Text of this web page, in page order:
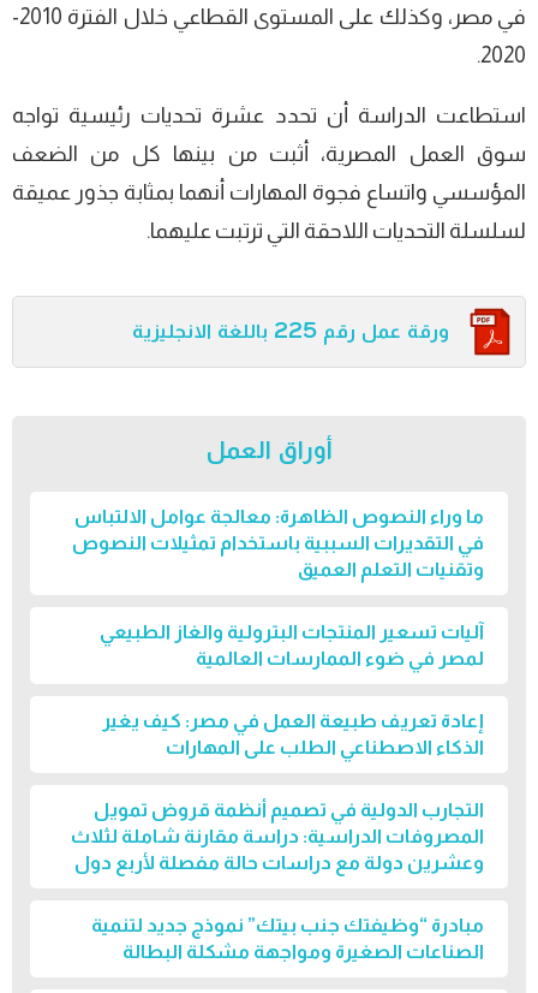
في مصر، وكذلك على المستوى القطاعي خلال الفترة 2010-
2020.
استطاعت الدراسة أن تحدد عشرة تحديات رئيسية تواجه
سوق العمل المصرية، أثبت من بينها كل من الضعف
المؤسسي واتساع فجوة المهارات أنهما بمثابة جذور عميقة
لسلسلة التحديات اللاحقة التي ترتبت عليهما.
ورقة عمل رقم 225 باللغة الانجليزية
أوراق العمل
ما وراء النصوص الظاهرة: معالجة عوامل الالتباس
في التقديرات السببية باستخدام تمثيلات النصوص
وتقنيات التعلم العميق
آليات تسعير المنتجات البترولية والغاز الطبيعي
لمصر في ضوء الممارسات العالمية
إعادة تعريف طبيعة العمل في مصر: كيف يغير
الذكاء الاصطناعي الطلب على المهارات
التجارب الدولية في تصميم أنظمة قروض تمويل
المصروفات الدراسية: دراسة مقارنة شاملة لثلاث
وعشرين دولة مع دراسات حالة مفصلة لأربع دول
مبادرة “وظيفتك جنب بيتك” نموذج جديد لتنمية
الصناعات الصغيرة ومواجهة مشكلة البطالة